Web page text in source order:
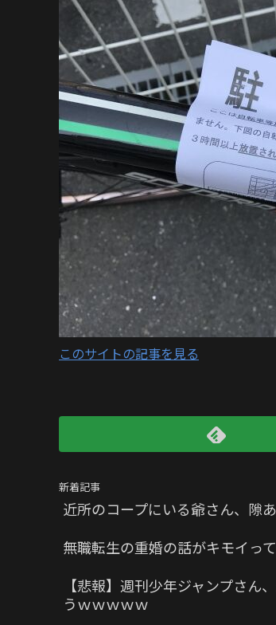
このサイトの記事を見る
新着記事
近所のコープにいる爺さん、隙
無職転生の重婚の話がキモイっ
【悲報】週刊少年ジャンプさ
うｗｗｗｗｗ